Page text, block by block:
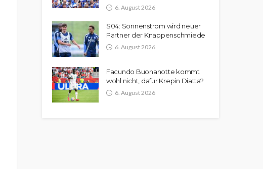
6. August 2026
S04: Sonnenstrom wird neuer
Partner der Knappenschmiede
6. August 2026
Facundo Buonanotte kommt
wohl nicht, dafür Krepin Diatta?
6. August 2026